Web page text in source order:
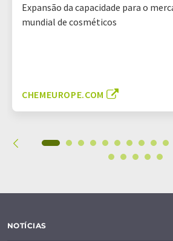
Expansão da capacidade para o
mundial de cosméticos
CHEMEUROPE.COM
NOTÍCIAS